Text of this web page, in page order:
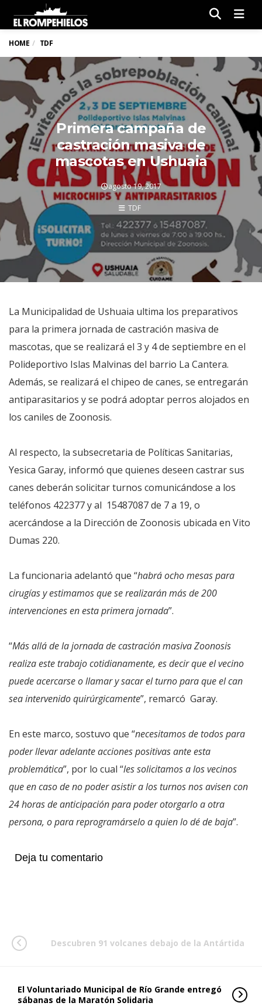
HOME TDF
Primera campaña de
castración masiva de
mascotas en Ushuaia
agosto 19, 2017
TDF
La Municipalidad de Ushuaia ultima los preparativos
para la primera jornada de castración masiva de
mascotas, que se realizará el 3 y 4 de septiembre en el
Polideportivo Islas Malvinas del barrio La Cantera.
Además, se realizará el chipeo de canes, se entregarán
antiparasitarios y se podrá adoptar perros alojados en
los caniles de Zoonosis.
Al respecto, la subsecretaria de Políticas Sanitarias,
Yesica Garay, informó que quienes deseen castrar sus
canes deberán solicitar turnos comunicándose a los
teléfonos 422377 y al 15487087 de 7 a 19, o
acercándose a la Dirección de Zoonosis ubicada en Vito
Dumas 220.
La funcionaria adelantó que “habrá ocho mesas para
cirugías y estimamos que se realizarán más de 200
intervenciones en esta primera jornada”.
“Más allá de la jornada de castración masiva Zoonosis
realiza este trabajo cotidianamente, es decir que el vecino
puede acercarse o llamar y sacar el turno para que el can
sea intervenido quirúrgicamente”, remarcó Garay.
En este marco, sostuvo que “necesitamos de todos para
poder llevar adelante acciones positivas ante esta
problemática”, por lo cual “les solicitamos a los vecinos
que en caso de no poder asistir a los turnos nos avisen con
24 horas de anticipación para poder otorgarlo a otra
persona, o para reprogramárselo a quien lo dé de baja”.
Deja tu comentario
Descubren 91 volcanes debajo de la Antártida
El Voluntariado Municipal de Río Grande entregó
sábanas de la Maratón Solidaria